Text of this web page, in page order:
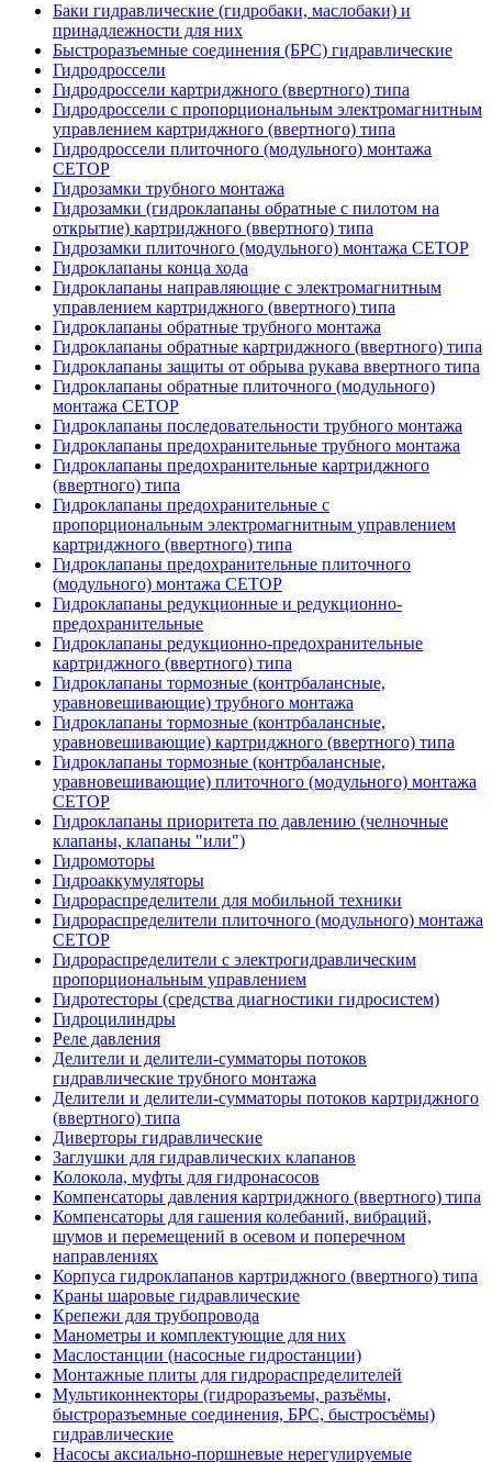
Баки гидравлические (гидробаки, маслобаки) и
принадлежности для них
Быстроразъемные соединения (БРС) гидравлические
Гидродроссели
Гидродроссели картриджного (ввертного) типа
Гидродроссели с пропорциональным электромагнитным
управлением картриджного (ввертного) типа
Гидродроссели плиточного (модульного) монтажа
CETOP
Гидрозамки трубного монтажа
Гидрозамки (гидроклапаны обратные с пилотом на
открытие) картриджного (ввертного) типа
Гидрозамки плиточного (модульного) монтажа CETOP
Гидроклапаны конца хода
Гидроклапаны направляющие с электромагнитным
управлением картриджного (ввертного) типа
Гидроклапаны обратные трубного монтажа
Гидроклапаны обратные картриджного (ввертного) типа
Гидроклапаны защиты от обрыва рукава ввертного типа
Гидроклапаны обратные плиточного (модульного)
монтажа CETOP
Гидроклапаны последовательности трубного монтажа
Гидроклапаны предохранительные трубного монтажа
Гидроклапаны предохранительные картриджного
(ввертного) типа
Гидроклапаны предохранительные с
пропорциональным электромагнитным управлением
картриджного (ввертного) типа
Гидроклапаны предохранительные плиточного
(модульного) монтажа CETOP
Гидроклапаны редукционные и редукционно-
предохранительные
Гидроклапаны редукционно-предохранительные
картриджного (ввертного) типа
Гидроклапаны тормозные (контрбалансные,
уравновешивающие) трубного монтажа
Гидроклапаны тормозные (контрбалансные,
уравновешивающие) картриджного (ввертного) типа
Гидроклапаны тормозные (контрбалансные,
уравновешивающие) плиточного (модульного) монтажа
CETOP
Гидроклапаны приоритета по давлению (челночные
клапаны, клапаны "или")
Гидромоторы
Гидроаккумуляторы
Гидрораспределители для мобильной техники
Гидрораспределители плиточного (модульного) монтажа
СЕТОР
Гидрораспределители с электрогидравлическим
пропорциональным управлением
Гидротесторы (средства диагностики гидросистем)
Гидроцилиндры
Реле давления
Делители и делители-сумматоры потоков
гидравлические трубного монтажа
Делители и делители-сумматоры потоков картриджного
(ввертного) типа
Диверторы гидравлические
Заглушки для гидравлических клапанов
Колокола, муфты для гидронасосов
Компенсаторы давления картриджного (ввертного) типа
Компенсаторы для гашения колебаний, вибраций,
шумов и перемещений в осевом и поперечном
направлениях
Корпуса гидроклапанов картриджного (ввертного) типа
Краны шаровые гидравлические
Крепежи для трубопровода
Манометры и комплектующие для них
Маслостанции (насосные гидростанции)
Монтажные плиты для гидрораспределителей
Мультиконнекторы (гидроразъемы, разъёмы,
быстроразъемные соединения, БРС, быстросъёмы)
гидравлические
Насосы аксиально-поршневые нерегулируемые